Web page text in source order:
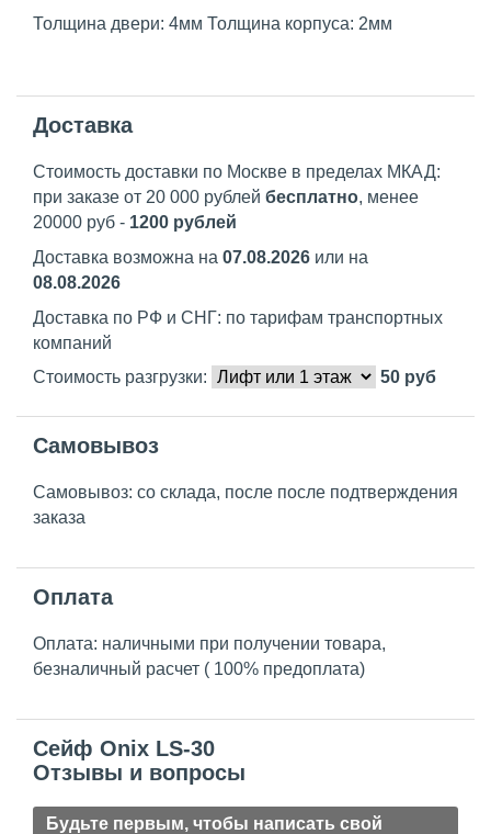
Толщина двери: 4мм Толщина корпуса: 2мм
Доставка
Стоимость доставки по Москве в пределах МКАД:
при заказе от 20 000 рублей бесплатно, менее
20000 руб - 1200 рублей
Доставка возможна на 07.08.2026 или на
08.08.2026
Доставка по РФ и СНГ: по тарифам транспортных
компаний
Стоимость разгрузки:
50 руб
Самовывоз
Самовывоз: со склада, после после подтверждения
заказа
Оплата
Оплата: наличными при получении товара,
безналичный расчет ( 100% предоплата)
Сейф Onix LS-30
Отзывы и вопросы
Будьте первым, чтобы написать свой